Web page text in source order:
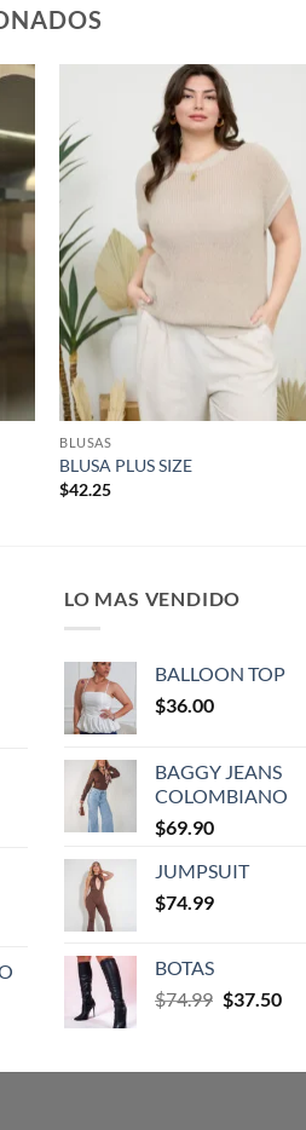
BLUSAS
BLUSA PLUS SIZE
$42.25
LO MAS VENDIDO
BALLOON TOP
$36.00
BAGGY JEANS
COLOMBIANO
$69.90
JUMPSUIT
$74.99
BOTAS
$74.99 $37.50